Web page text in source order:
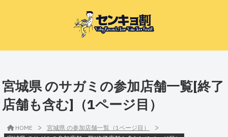
宮城県 のサガミの参加店舗一覧[終了
店舗も含む]（1ページ目）
HOME > 宮城県 の参加店舗一覧（1ページ目） >